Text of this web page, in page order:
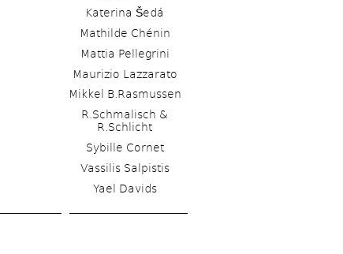
Katerina Šedá
Mathilde Chénin
Mattia Pellegrini
Maurizio Lazzarato
Mikkel B.Rasmussen
R.Schmalisch &
R.Schlicht
Sybille Cornet
Vassilis Salpistis
Yael Davids